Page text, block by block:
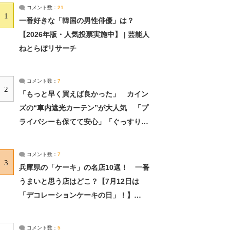
1
コメント数： 21
一番好きな「韓国の男性俳優」は？
【2026年版・人気投票実施中】 | 芸能人
ねとらぼリサーチ
2
コメント数： 7
「もっと早く買えば良かった」 カイン
ズの“車内遮光カーテン”が大人気 「プ
ライバシーも保てて安心」「ぐっすり眠
3
コメント数： 7
兵庫県の「ケーキ」の名店10選！ 一番
うまいと思う店はどこ？【7月12日は
「デコレーションケーキの日」！】
コメント数： 5